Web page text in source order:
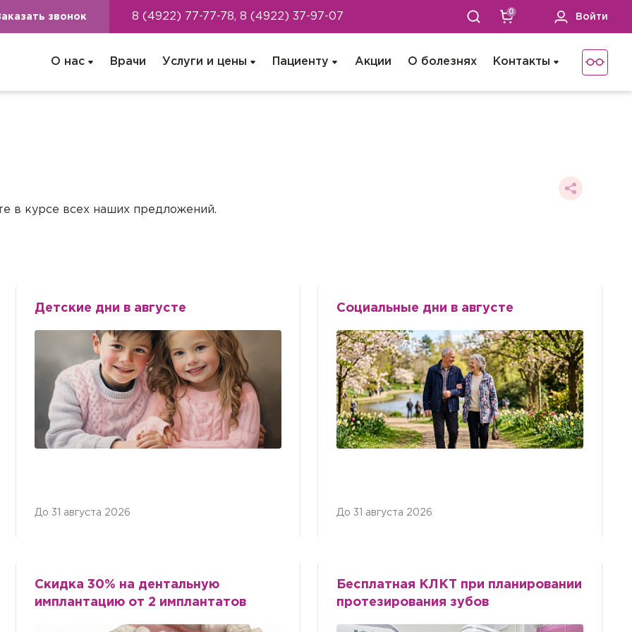
звонок 8 (4922) 77-77-78, 8 (4922) 37-97-07 0
Войти
О нас Врачи Услуги и цены Пациенту Акции О болезнях Контакты
в курсе всех наших предложений.
Детские дни в августе
До 31 августа 2026
Социальные дни в августе
До 31 августа 2026
Скидка 30% на дентальную
имплантацию от 2 имплантатов
Бесплатная КЛКТ при планировании
протезирования зубов